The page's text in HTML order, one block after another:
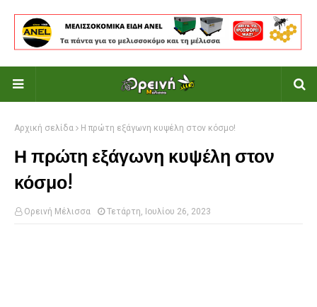
Αρχική σελίδα Η πρώτη εξάγωνη κυψέλη στον κόσμο!
Η πρώτη εξάγωνη κυψέλη στον
κόσμο!
Ορεινή Μέλισσα Τετάρτη, Ιουλίου 26, 2023